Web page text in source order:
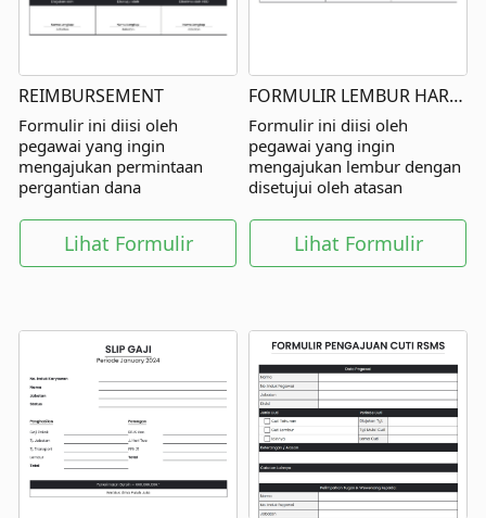
REIMBURSEMENT
Formulir ini diisi oleh
pegawai yang ingin
mengajukan permintaan
pergantian dana
disetujui oleh atasan
langsung dan pihak lainnya.
Lihat Formulir
FORMULIR LEMBUR HARIAN
Formulir ini diisi oleh
pegawai yang ingin
mengajukan lembur dengan
disetujui oleh atasan
Lihat Formulir